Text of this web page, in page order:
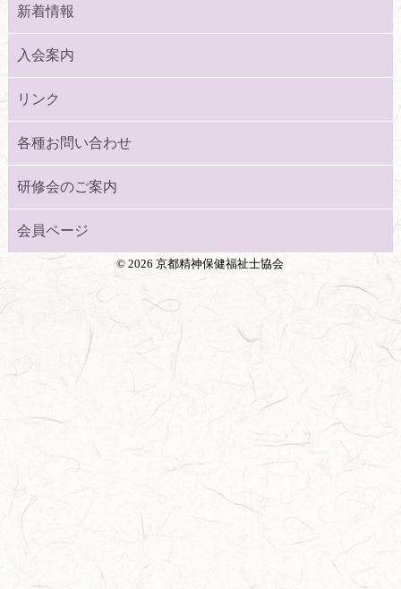
新着情報
入会案内
リンク
各種お問い合わせ
研修会のご案内
会員ページ
©2026 京都精神保健福祉士協会